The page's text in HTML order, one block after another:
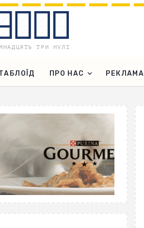
ПРО НАС РЕКЛАМА